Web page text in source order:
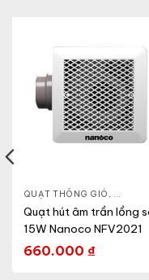
QUẠT THÔNG GIÓ , QUẠT
Quạt hút âm trần lồng
15W Nanoco NFV2021
660.000 ₫
QUẠT ĐIỆN, QUẠT TRẦN